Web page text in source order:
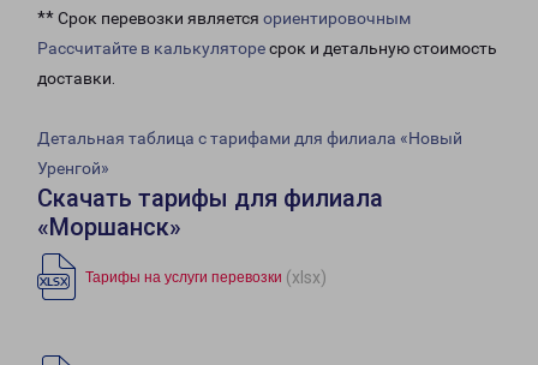
** Срок перевозки является ориентировочным
Рассчитайте в калькуляторесрок и детальную стоимость
доставки.
Детальная таблица с тарифами для филиала «Новый
Уренгой»
Скачать тарифы для филиала
«Моршанск»
Тарифы на услуги перевозки (xlsx)